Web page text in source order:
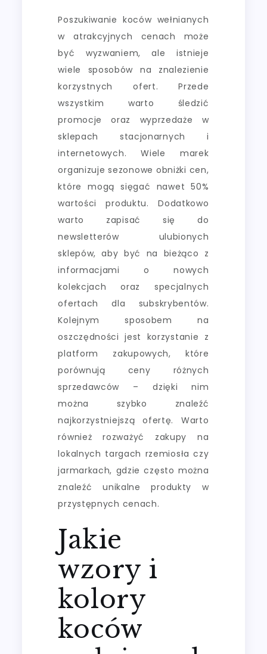
Poszukiwanie koców wełnianych
w atrakcyjnych cenach może
być wyzwaniem, ale istnieje
wiele sposobów na znalezienie
korzystnych ofert. Przede
wszystkim warto śledzić
promocje oraz wyprzedaże w
sklepach stacjonarnych i
internetowych. Wiele marek
organizuje sezonowe obniżki cen,
które mogą sięgać nawet 50%
wartości produktu. Dodatkowo
warto zapisać się do
newsletterów ulubionych
sklepów, aby być na bieżąco z
informacjami o nowych
kolekcjach oraz specjalnych
ofertach dla subskrybentów.
Kolejnym sposobem na
oszczędności jest korzystanie z
platform zakupowych, które
porównują ceny różnych
sprzedawców – dzięki nim
można szybko znaleźć
najkorzystniejszą ofertę. Warto
również rozważyć zakupy na
lokalnych targach rzemiosła czy
jarmarkach, gdzie często można
znaleźć unikalne produkty w
przystępnych cenach.
Jakie
wzory i
kolory
koców